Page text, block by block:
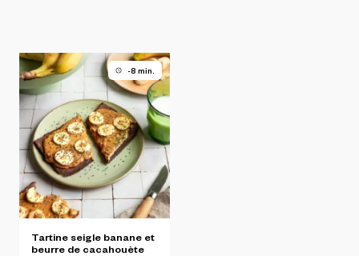
-8 min.
Tartine seigle banane et
beurre de cacahouète